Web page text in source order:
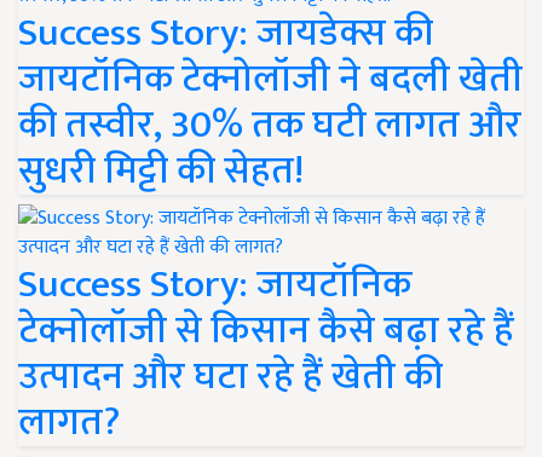
Success Story: जायडेक्स की
जायटॉनिक टेक्नोलॉजी ने बदली खेती
की तस्वीर, 30% तक घटी लागत और
सुधरी मिट्टी की सेहत!
Success Story: जायटॉनिक
टेक्नोलॉजी से किसान कैसे बढ़ा रहे हैं
उत्पादन और घटा रहे हैं खेती की
लागत?